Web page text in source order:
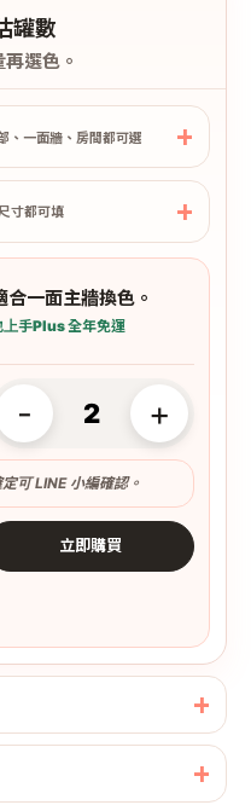
罐數
選色。
、一面牆、房間都可選
寸都可填
一面主牆換色。
上手Plus 全年免運
- +
可 LINE 小編確認。
立即購買